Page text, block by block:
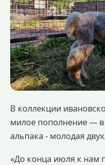
В коллекции
милое пополнение — в
альпака - молодая
«До конца июля к нам